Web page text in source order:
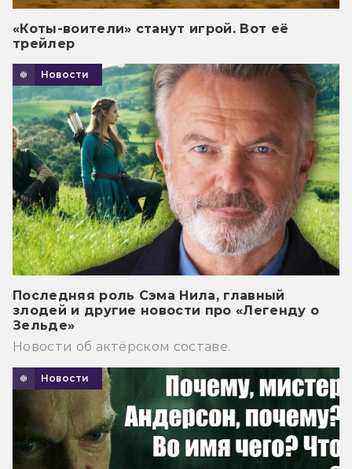
«Коты-воители» станут игрой. Вот её
трейлер
Новости
Последняя роль Сэма Нила, главный
злодей и другие новости про «Легенду о
Зельде»
Новости об актёрском составе.
Новости